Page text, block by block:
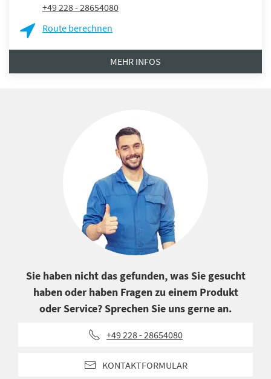
+49 228 - 28654080
Route berechnen
MEHR INFOS
Sie haben nicht das gefunden, was Sie gesucht
haben oder haben Fragen zu einem Produkt
oder Service? Sprechen Sie uns gerne an.
+49 228 - 28654080
KONTAKTFORMULAR